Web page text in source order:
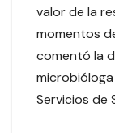
valor de la
momentos
comentó la
Servicios de